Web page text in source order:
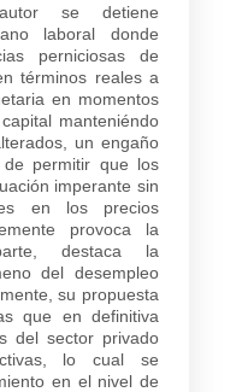
se detiene
laboral donde
perniciosas de
términos reales a
en momentos
manteniéndo
un engaño
permitir que los
imperante sin
en los precios
provoca la
destaca la
del desempleo
su propuesta
que en definitiva
del sector privado
lo cual se
en el nivel de